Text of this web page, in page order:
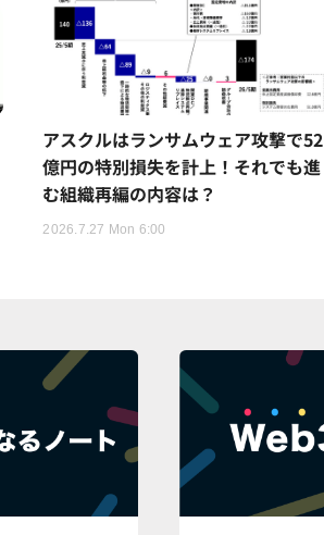
アスクルはランサムウェア攻撃で52
億円の特別損失を計上！それでも進
む組織再編の内容は？
2026.7.27 Mon 6:00